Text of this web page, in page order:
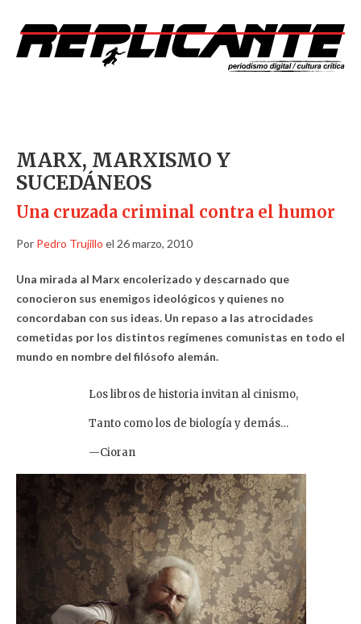
MARX, MARXISMO Y
SUCEDÁNEOS
Una cruzada criminal contra el humor
Por Pedro Trujillo el 26 marzo, 2010
Una mirada al Marx encolerizado y descarnado que
conocieron sus enemigos ideológicos y quienes no
concordaban con sus ideas. Un repaso a las atrocidades
cometidas por los distintos regímenes comunistas en todo el
mundo en nombre del filósofo alemán.
Los libros de historia invitan al cinismo,
Tanto como los de biología y demás…
—Cioran